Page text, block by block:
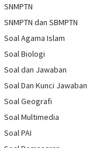
SNMPTN
SNMPTN dan SBMPTN
Soal Agama Islam
Soal Biologi
Soal dan Jawaban
Soal Dan Kunci Jawaban
Soal Geografi
Soal Multimedia
Soal PAI